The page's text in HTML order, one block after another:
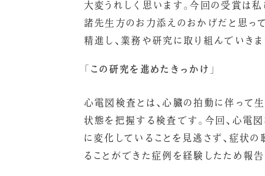
大変うれしく思います。今回の受賞は
諸先生方のお力添えのおかげだと思っ
精進し、業務や研究に取り組んでいきま
「この研究を進めたきっかけ」
心電図検査とは、心臓の拍動に伴って
状態を把握する検査です。今回、心電
に変化していることを見逃さず、症状
ることができた症例を経験したため報告